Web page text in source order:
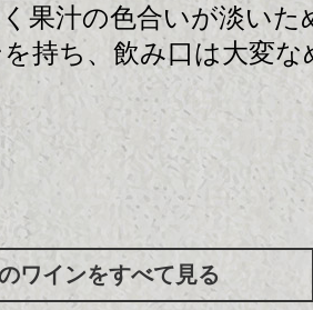
果汁の色合いが淡いた
持ち、飲み口は大変
ワインをすべて見る